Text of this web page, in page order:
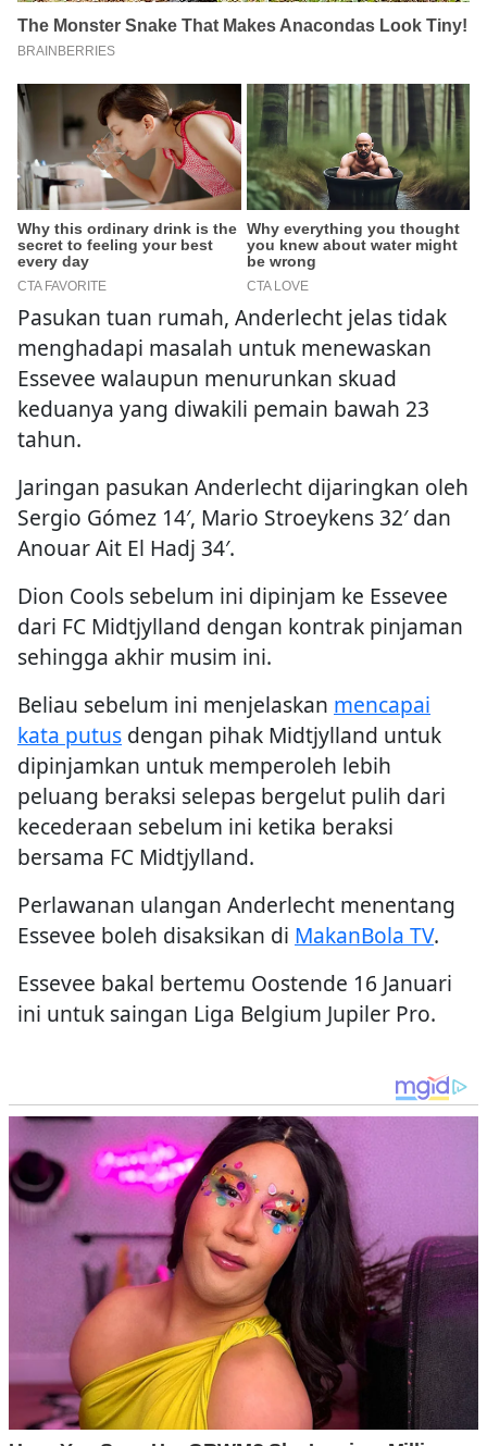
Pasukan tuan rumah, Anderlecht jelas tidak
menghadapi masalah untuk menewaskan
Essevee walaupun menurunkan skuad
keduanya yang diwakili pemain bawah 23
tahun.
Jaringan pasukan Anderlecht dijaringkan oleh
Sergio Gómez 14′, Mario Stroeykens 32′ dan
Anouar Ait El Hadj 34′.
Dion Cools sebelum ini dipinjam ke Essevee
dari FC Midtjylland dengan kontrak pinjaman
sehingga akhir musim ini.
Beliau sebelum ini menjelaskan mencapai
kata putus dengan pihak Midtjylland untuk
dipinjamkan untuk memperoleh lebih
peluang beraksi selepas bergelut pulih dari
kecederaan sebelum ini ketika beraksi
bersama FC Midtjylland.
Perlawanan ulangan Anderlecht menentang
Essevee boleh disaksikan di MakanBola TV.
Essevee bakal bertemu Oostende 16 Januari
ini untuk saingan Liga Belgium Jupiler Pro.